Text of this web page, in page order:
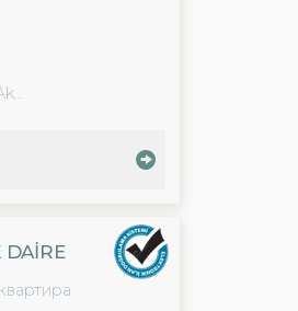
Mah.
DAİRE
квартира